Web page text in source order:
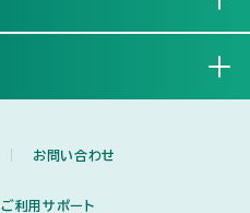
お問い合わせ
ご利用サポート